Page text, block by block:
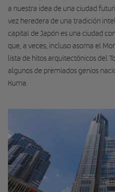
a nuestra idea de una ciudad
vez heredera de una tradición
capital de Japón es una ciudad
que, a veces, incluso asoma el
lista de hitos arquitectónicos del
algunos de premiados genios
Kuma.